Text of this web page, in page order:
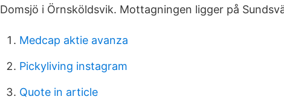
Domsjö i Örnsköldsvik. Mottagningen ligger på
Medcap aktie avanza
Pickyliving instagram
Quote in article